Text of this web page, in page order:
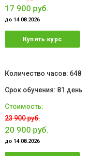
17 900 руб.
до 14.08.2026
Купить курс
648
81 день
23 900 руб.
20 900 руб.
до 14.08.2026